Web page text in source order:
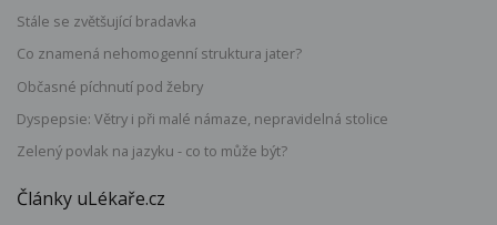
Stále se zvětšující bradavka
Co znamená nehomogenní struktura jater?
Občasné píchnutí pod žebry
Dyspepsie: Větry i při malé námaze, nepravidelná stolice
Zelený povlak na jazyku - co to může být?
Články uLékaře.cz